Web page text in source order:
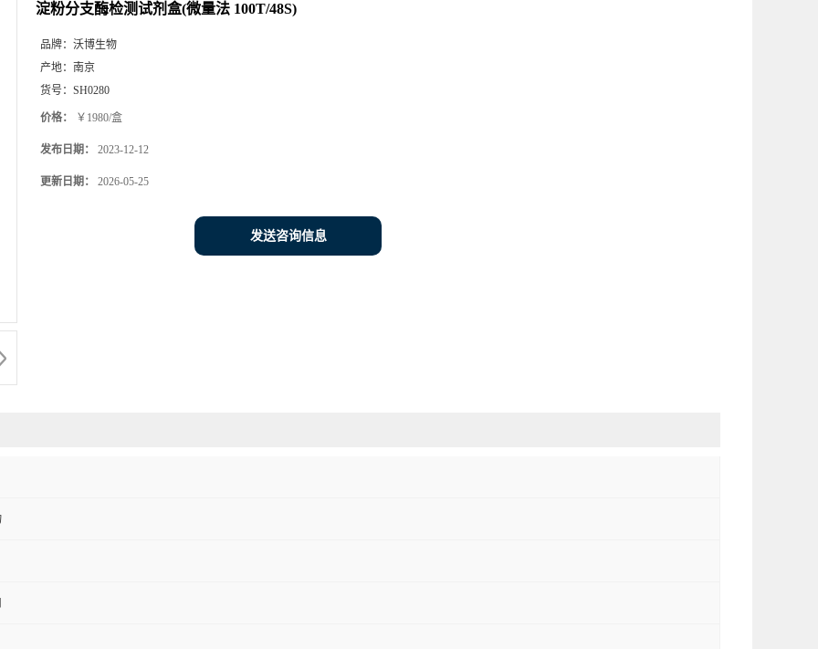
淀粉分支酶检测试剂盒(微量法 100T/48S)
品牌： 沃博生物
产地： 南京
货号： SH0280
价格： ￥1980/盒
发布日期： 2023-12-12
更新日期： 2026-05-25
发送咨询信息